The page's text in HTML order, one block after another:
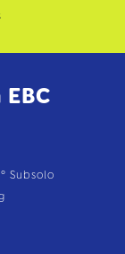
Subsolo